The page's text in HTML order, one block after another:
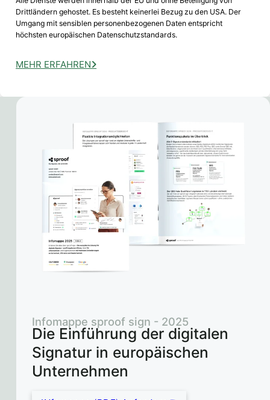
Drittländern gehostet. Es besteht keinerlei Bezug zu den USA. Der
Umgang mit sensiblen personenbezogenen Daten entspricht
höchsten europäischen Datenschutzstandards.
MEHR ERFAHREN
Die Einführung der digitalen
Signatur in europäischen
Unternehmen
Infomappe sproof sign - 2025